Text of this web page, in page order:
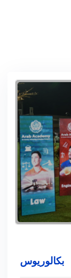
بكالوريوس